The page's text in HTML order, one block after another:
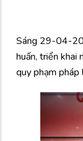
Sáng 29-04-
huấn, triển khai
quy phạm pháp